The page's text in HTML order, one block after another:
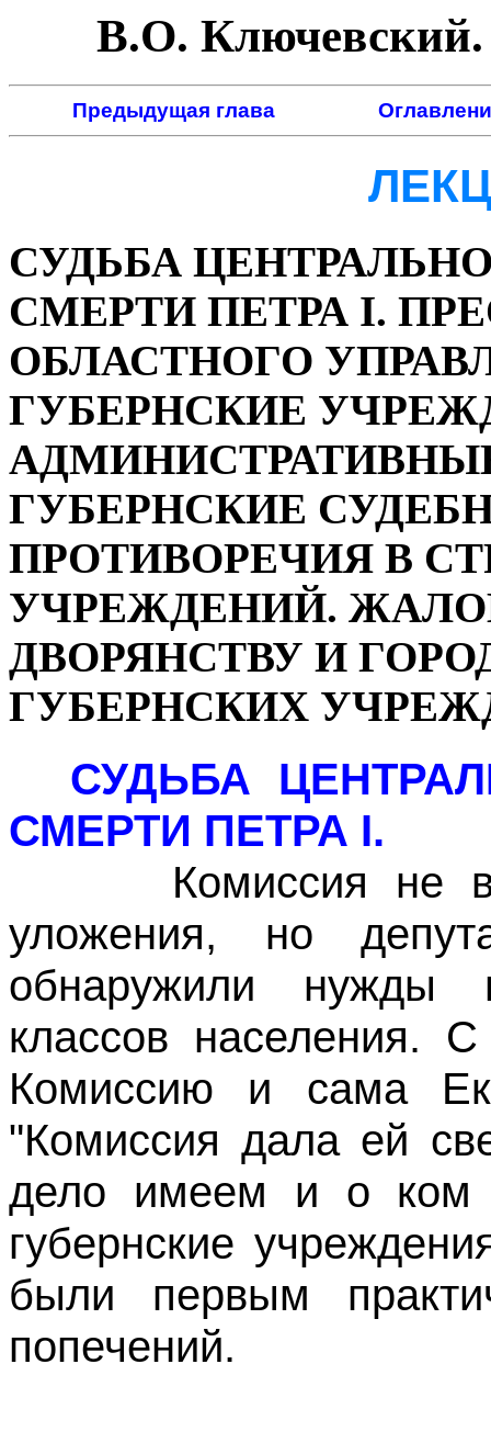
В.О. Ключевский.
Предыдущая глава
СУДЬБА
СМЕРТИ ПЕТРА I.
ОБЛАСТНОГО
ГУБЕРНСКИЕ
ГУБЕРНСКИЕ
ПРОТИВОРЕЧИЯ В
УЧРЕЖДЕНИЙ.
ДВОРЯНСТВУ И
ГУБЕРНСКИХ
СУДЬБА
СМЕРТИ ПЕТРА I.
Комиссия не
уложения, но
обнаружили нужды
классов населения.
Комиссию и сама
"Комиссия дала ей
дело имеем и о ком
губернские
были первым
попечений.